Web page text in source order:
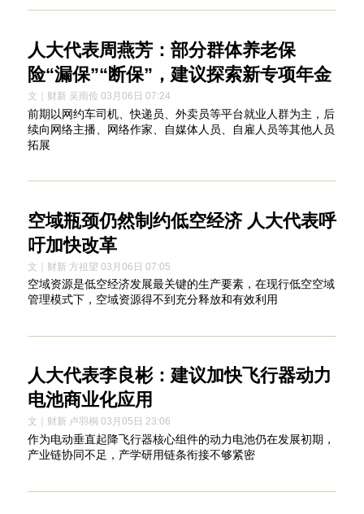
人大代表周燕芳：部分群体养老保
险“漏保”“断保”，建议探索新专项年金
文｜财新 吴雨俭 03月06日 07:24
前期以网约车司机、快递员、外卖员等平台就业人群为主，后
续向网络主播、网络作家、自媒体人员、自雇人员等其他人员
拓展
空域瓶颈仍然制约低空经济 人大代表呼
吁加快改革
文｜财新 方祖望 03月06日 07:05
空域资源是低空经济发展最关键的生产要素，在现行低空空域
管理模式下，空域资源得不到充分释放和有效利用
人大代表李良彬：建议加快飞行器动力
电池商业化应用
文｜财新 卢羽桐 03月05日 23:06
作为电动垂直起降飞行器核心组件的动力电池仍在发展初期，
产业链协同不足，产学研用链条衔接不够紧密